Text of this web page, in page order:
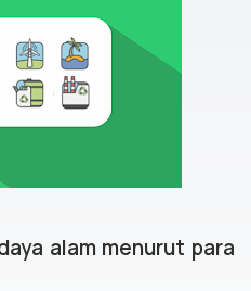
alam menurut para